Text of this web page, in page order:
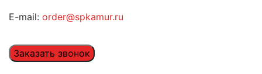
E-mail: order@spkamur.ru
Заказать звонок